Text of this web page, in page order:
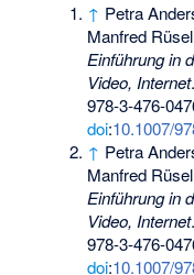
↑ Petra
Manfred
Einführung in
Video, Internet
978-3-476-
doi:10.1007/
↑ Petra
Manfred
Einführung in
Video, Internet
978-3-476-
doi:10.1007/